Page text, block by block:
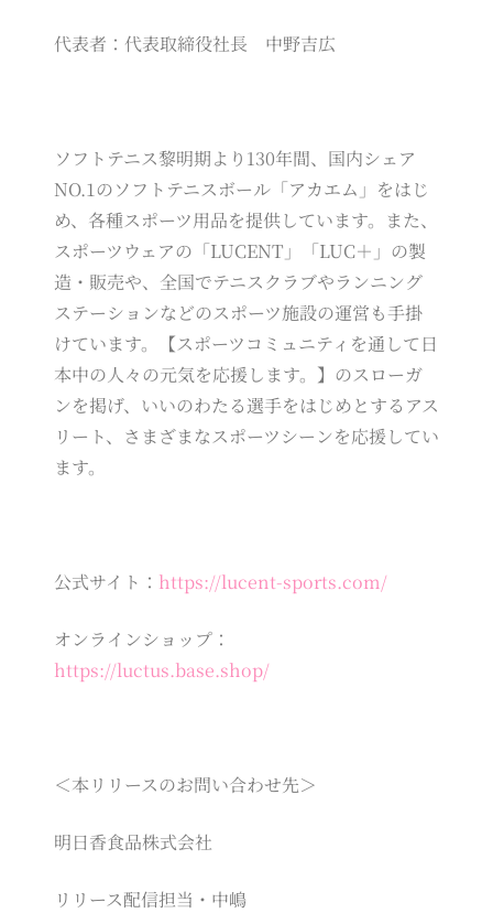
代表者：代表取締役社長 中野吉広
ソフトテニス黎明期より130年間、国内シェア
NO.1のソフトテニスボール「アカエム」をはじ
め、各種スポーツ用品を提供しています。また、
スポーツウェアの「LUCENT」「LUC＋」の製
造・販売や、全国でテニスクラブやランニング
ステーションなどのスポーツ施設の運営も手掛
けています。【スポーツコミュニティを通して日
本中の人々の元気を応援します。】のスローガ
ンを掲げ、いいのわたる選手をはじめとするアス
リート、さまざまなスポーツシーンを応援してい
ます。
公式サイト： https://lucent-sports.com/
オンラインショップ：
https://luctus.base.shop/
＜本リリースのお問い合わせ先＞
明日香食品株式会社
リリース配信担当・中嶋